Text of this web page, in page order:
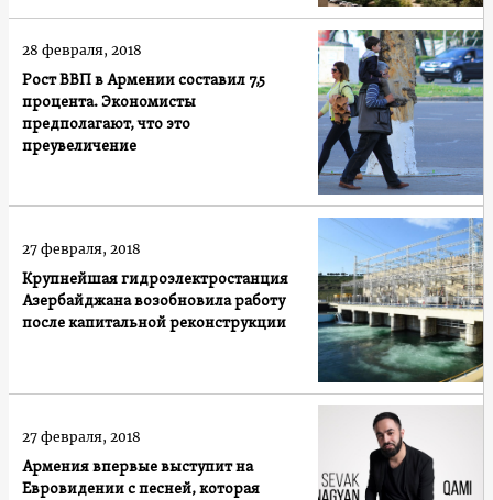
Рост ВВП в Армении составил 7,5
процента. Экономисты
предполагают, что это
преувеличение
28 февраля, 2018
Крупнейшая гидроэлектростанция
Азербайджана возобновила работу
после капитальной реконструкции
27 февраля, 2018
Армения впервые выступит на
Евровидении с песней, которая
27 февраля, 2018